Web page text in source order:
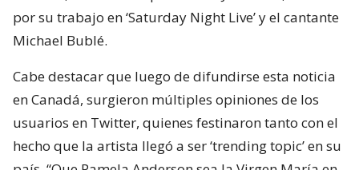
por su trabajo en ‘Saturday Night Live’ y el cantante
Michael Bublé.
Cabe destacar que luego de difundirse esta noticia
en Canadá, surgieron múltiples opiniones de los
usuarios en Twitter, quienes festinaron tanto con el
hecho que la artista llegó a ser ‘trending topic’ en su